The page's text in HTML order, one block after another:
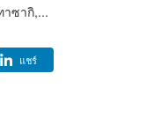
าซากิ,...
แชร์